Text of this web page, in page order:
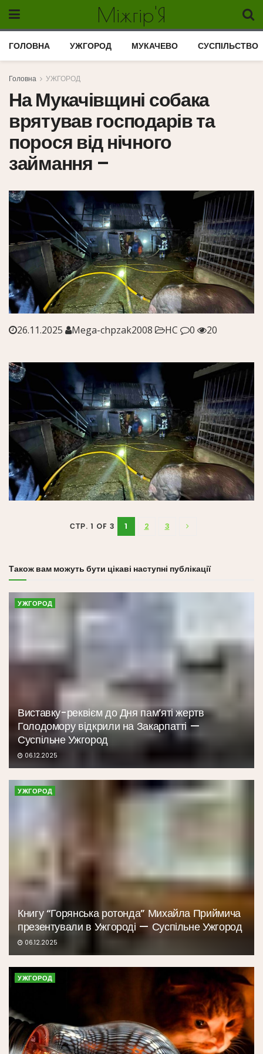
Міжгір'Я
ГОЛОВНА УЖГОРОД МУКАЧЕВО СУСПІЛЬСТВО
Головна УЖГОРОД
На Мукачівщині собака
врятував господарів та
порося від нічного
займання –
26.11.2025 Mega-chpzak2008 НС 0 20
СТР. 1 OF 3 1 2 3
Також вам можуть бути цікаві наступні публікації
УЖГОРОД
Виставку-реквієм до Дня пам’яті жертв
Голодомору відкрили на Закарпатті —
Суспільне Ужгород
06.12.2025
УЖГОРОД
Книгу “Горянська ротонда” Михайла Приймича
презентували в Ужгороді — Суспільне Ужгород
06.12.2025
УЖГОРОД